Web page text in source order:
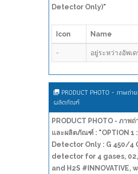
Detector Only)"
Icon Name
- อยู่ระหว่างอัพเด
PRODUCT PHOTO - ภาพถ่
ผลิตภัณฑ์
PRODUCT PHOTO - ภาพ
และผลิตภัณฑ์ : "OPTION 1
Detector Only : G 450/4
detector for 4 gases, 02,
and H2S #INNOVATIVE,